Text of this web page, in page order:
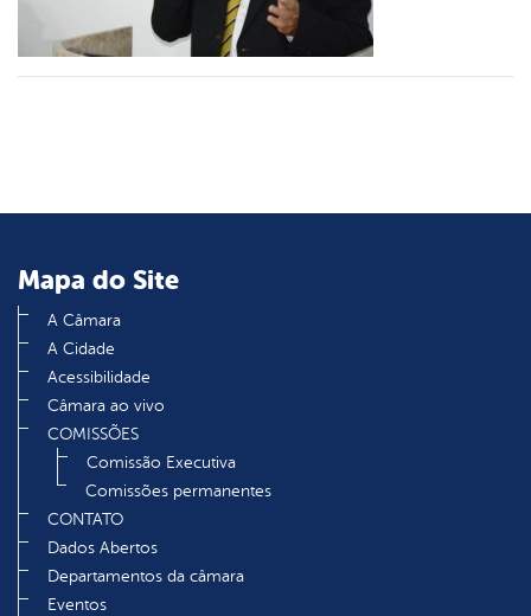
Mapa do Site
A Câmara
A Cidade
Acessibilidade
Câmara ao vivo
COMISSÕES
Comissão Executiva
Comissões permanentes
CONTATO
Dados Abertos
Departamentos da câmara
Eventos